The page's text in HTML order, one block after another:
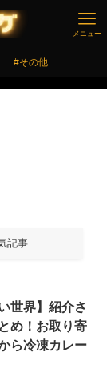
メニュー
#その他
記事
世界】紹介さ
め！お取り寄
ら冷凍カレー